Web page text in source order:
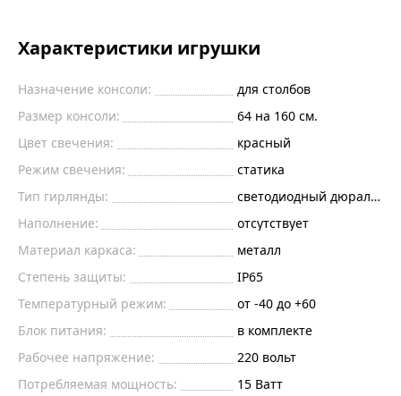
Характеристики игрушки
Назначение консоли:
для столбов
Размер консоли:
64 на 160 см.
Цвет свечения:
красный
Режим свечения:
статика
Тип гирлянды:
светодиодный дюралайт
Наполнение:
отсутствует
Материал каркаса:
металл
Степень защиты:
IP65
Температурный режим:
от -40 до +60
Блок питания:
в комплекте
Рабочее напряжение:
220 вольт
Потребляемая мощность:
15 Ватт